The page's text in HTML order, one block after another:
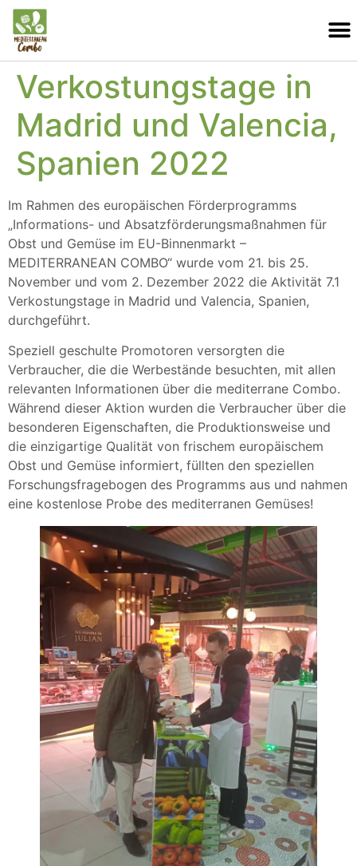
Verkostungstage in
Madrid und Valencia,
Spanien 2022
Im Rahmen des europäischen Förderprogramms
„Informations- und Absatzförderungsmaßnahmen für
Obst und Gemüse im EU-Binnenmarkt –
MEDITERRANEAN COMBO“ wurde vom 21. bis 25.
November und vom 2. Dezember 2022 die Aktivität 7.1
Verkostungstage in Madrid und Valencia, Spanien,
durchgeführt.
Speziell geschulte Promotoren versorgten die
Verbraucher, die die Werbestände besuchten, mit allen
relevanten Informationen über die mediterrane Combo.
Während dieser Aktion wurden die Verbraucher über die
besonderen Eigenschaften, die Produktionsweise und
die einzigartige Qualität von frischem europäischem
Obst und Gemüse informiert, füllten den speziellen
Forschungsfragebogen des Programms aus und nahmen
eine kostenlose Probe des mediterranen Gemüses!